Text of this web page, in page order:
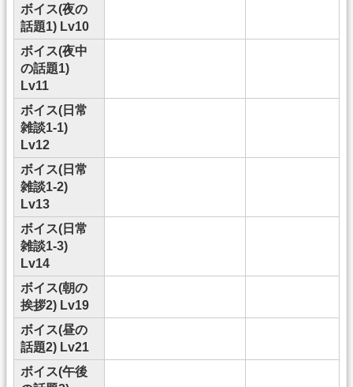
ボイス(夜の
話題1) Lv10
ボイス(夜中
の話題1)
Lv11
ボイス(日常
雑談1-1)
Lv12
ボイス(日常
雑談1-2)
Lv13
ボイス(日常
雑談1-3)
Lv14
ボイス(朝の
挨拶2) Lv19
ボイス(昼の
話題2) Lv21
ボイス(午後